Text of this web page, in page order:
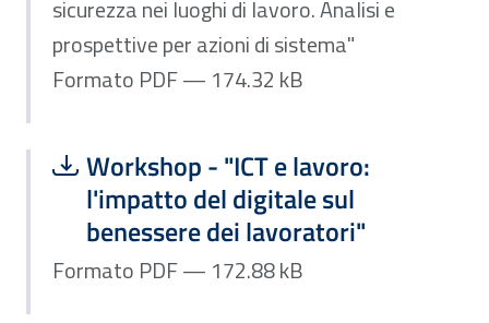
sicurezza nei luoghi di lavoro. Analisi e
prospettive per azioni di sistema"
Formato PDF — 174.32 kB
Scarica file:
Workshop - "ICT e lavoro:
l'impatto del digitale sul
benessere dei lavoratori"
Formato PDF — Dimensione 172.88 kB
Formato PDF — 172.88 kB